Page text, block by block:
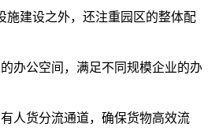
施建设之外，还注重园区的整体配
办公空间，满足不同规模企业的办
人货分流通道，确保货物高效流